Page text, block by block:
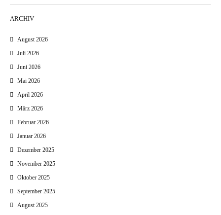
ARCHIV
August 2026
Juli 2026
Juni 2026
Mai 2026
April 2026
März 2026
Februar 2026
Januar 2026
Dezember 2025
November 2025
Oktober 2025
September 2025
August 2025